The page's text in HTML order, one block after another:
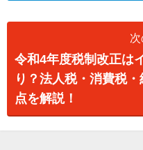
令和4年度税制改正は
り？法人税・消費税
点を解説！